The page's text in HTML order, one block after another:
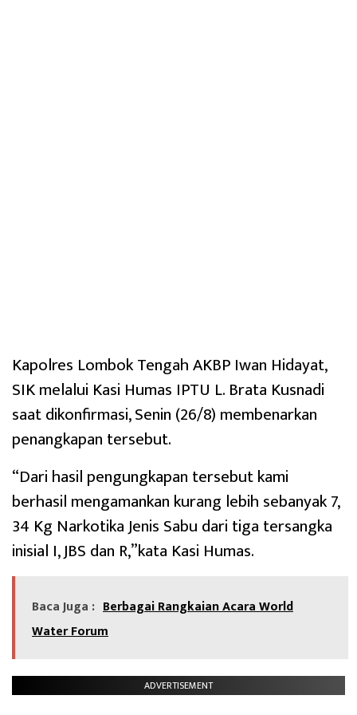
Kapolres Lombok Tengah AKBP Iwan Hidayat,
SIK melalui Kasi Humas IPTU L. Brata Kusnadi
saat dikonfirmasi, Senin (26/8) membenarkan
penangkapan tersebut.
“Dari hasil pengungkapan tersebut kami
berhasil mengamankan kurang lebih sebanyak 7,
34 Kg Narkotika Jenis Sabu dari tiga tersangka
inisial I, JBS dan R,”kata Kasi Humas.
Baca Juga : Berbagai Rangkaian Acara World
Water Forum
ADVERTISEMENT